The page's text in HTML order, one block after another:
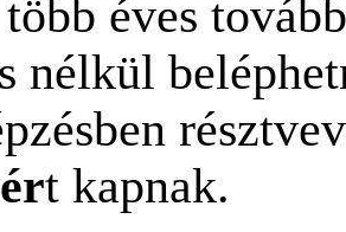
éves
nélkül
t kapnak.